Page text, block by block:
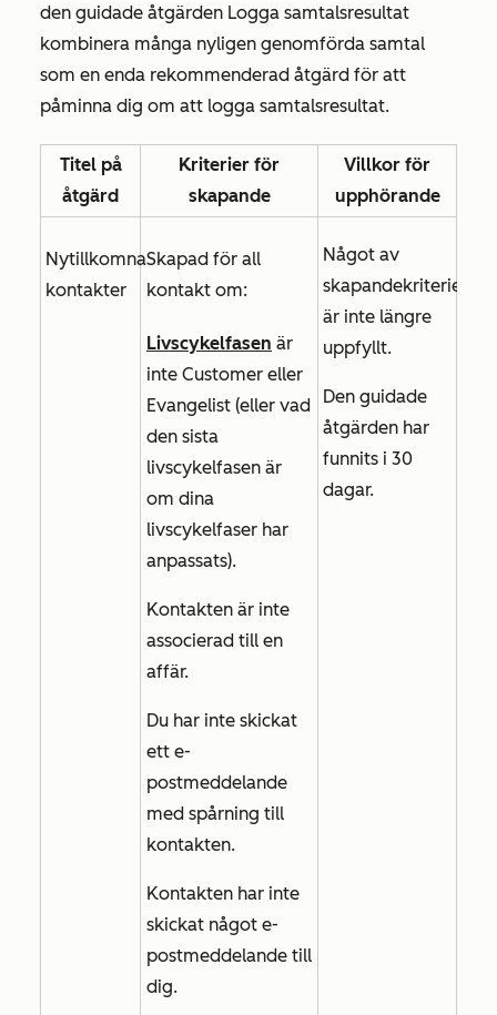
den guidade åtgärden Logga samtalsresultat
kombinera många nyligen genomförda samtal
som en enda rekommenderad åtgärd för att
påminna dig om att logga samtalsresultat.
Titel på
åtgärd
Kriterier för
skapande
Villkor för
upphörande
Nytillkomna
kontakter
Skapad för all
kontakt om:
Livscykelfasen är
inte Customer eller
Evangelist (eller vad
den sista
livscykelfasen är
om dina
livscykelfaser har
anpassats).
Kontakten är inte
associerad till en
affär.
Du har inte skickat
ett e-
postmeddelande
med spårning till
kontakten.
Kontakten har inte
skickat något e-
postmeddelande till
dig.
Något av
skapandekriterierna
är inte längre
uppfyllt.
Den guidade
åtgärden har
funnits i 30
dagar.